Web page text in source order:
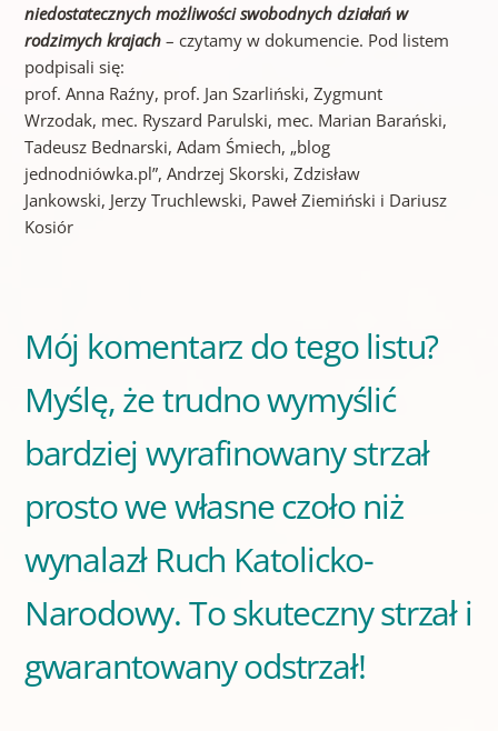
niedostatecznych możliwości swobodnych działań w
rodzimych krajach – czytamy w dokumencie. Pod listem
podpisali się:
prof. Anna Raźny, prof. Jan Szarliński, Zygmunt
Wrzodak, mec. Ryszard Parulski, mec. Marian Barański,
Tadeusz Bednarski, Adam Śmiech, „blog
jednodniówka.pl”, Andrzej Skorski, Zdzisław
Jankowski, Jerzy Truchlewski, Paweł Ziemiński i Dariusz
Kosiór
Mój komentarz do tego listu?
Myślę, że trudno wymyślić
bardziej wyrafinowany strzał
prosto we własne czoło niż
wynalazł Ruch Katolicko-
Narodowy. To skuteczny strzał i
gwarantowany odstrzał!